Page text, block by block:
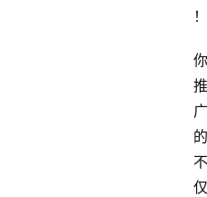
！
你
推
广
的
不
仅